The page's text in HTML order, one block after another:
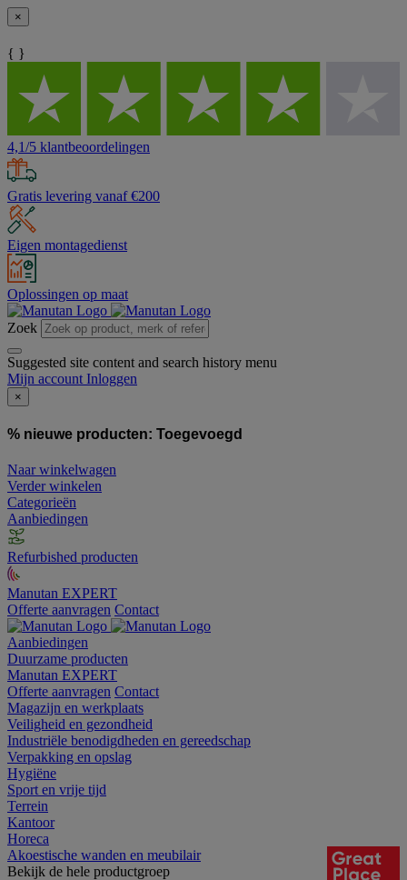
×
{ }
4,1/5 klantbeoordelingen
Gratis levering vanaf €200
Eigen montagedienst
Oplossingen op maat
Zoek
Suggested site content and search history menu
Mijn account Inloggen
×
% nieuwe producten: Toegevoegd
Naar winkelwagen
Verder winkelen
Categorieën
Aanbiedingen
Refurbished producten
Manutan EXPERT
Offerte aanvragen Contact
Aanbiedingen
Duurzame producten
Manutan EXPERT
Offerte aanvragen Contact
Magazijn en werkplaats
Veiligheid en gezondheid
Industriële benodigdheden en gereedschap
Verpakking en opslag
Hygiëne
Sport en vrije tijd
Terrein
Kantoor
Horeca
Akoestische wanden en meubilair
Bekijk de hele productgroep